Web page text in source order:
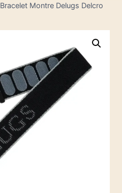
Bracelet Montre Delugs Delcro